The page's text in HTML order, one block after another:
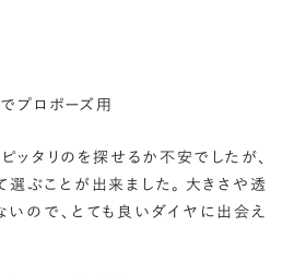
プロポーズ用
ッタリのを探せるか不安でしたが、
選ぶことが出来ました。 大きさや透
いので、とても良いダイヤに出会え